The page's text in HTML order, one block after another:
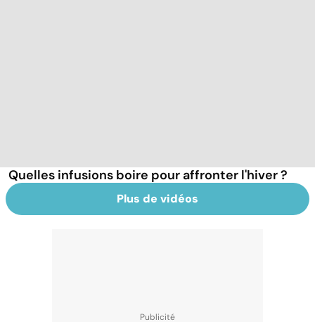
Quelles infusions boire pour affronter l'hiver ?
Plus de vidéos